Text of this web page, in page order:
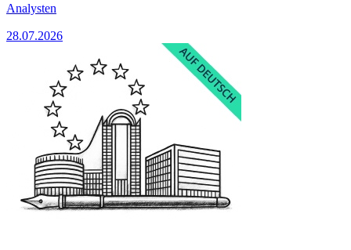
Analysten
28.07.2026